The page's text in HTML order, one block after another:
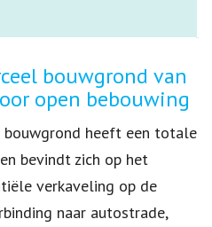
bouwgrond van
open bebouwing
bouwgrond heeft een totale
bevindt zich op het
verkaveling op de
naar autostrade,